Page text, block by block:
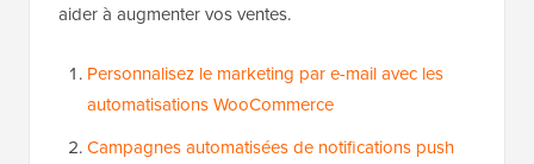
aider à augmenter vos ventes.
Personnalisez le marketing par e-mail avec les
automatisations WooCommerce
Campagnes automatisées de notifications push